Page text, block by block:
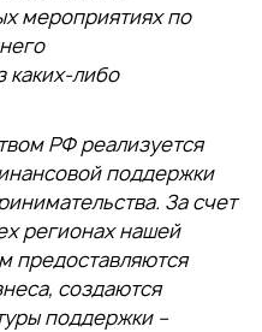
мероприятиях по
каких-либо
РФ реализуется
поддержки
За счет
регионах нашей
предоставляются
создаются
поддержки –